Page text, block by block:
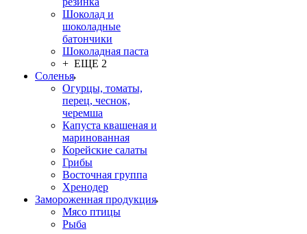
Шоколад и
шоколадные
батончики
Шоколадная паста
+ ЕЩЕ 2
Соленья
Огурцы, томаты,
перец, чеснок,
черемша
Капуста квашеная и
маринованная
Корейские салаты
Грибы
Восточная группа
Хренодер
Замороженная продукция
Мясо птицы
Рыба